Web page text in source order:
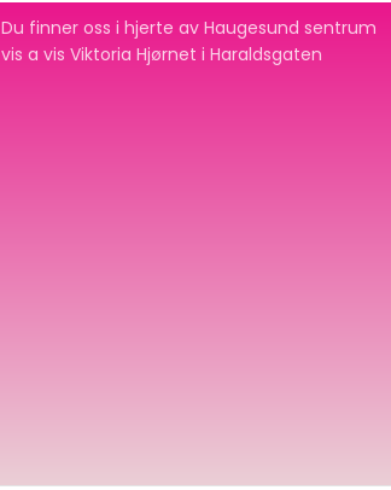
Du finner oss i hjerte av Haugesund sentrum
vis a vis Viktoria Hjørnet i Haraldsgaten